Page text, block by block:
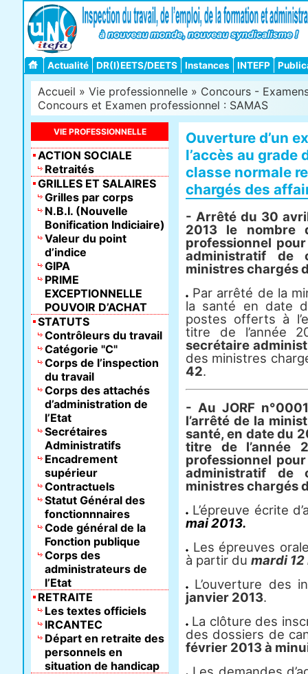
Actualité DR(I)EETS/DEETS Instances INTEFP
Accueil » Vie professionnelle » Concours -
Concours et Examen professionnel : SAMAS
Ouverture d’un
l’accès au
classe normale
chargés des
- Arrêté du 30
2013 le nombre
professionnel
administratif de
ministres chargés
Par arrêté de la
la santé en date
postes offerts à
titre de l’année
secrétaire
des ministres
42.
- Au JORF
l’arrêté de la
santé, en date du
titre de l’année
professionnel
administratif de
ministres chargés
L’épreuve écrite
mai 2013.
Les épreuves
à partir du mardi
L’ouverture des
janvier 2013.
La clôture des
des dossiers de
février 2013 à
VIE PROFESSIONNELLE
ACTION SOCIALE
Retraités
GRILLES ET SALAIRES
Grilles par corps
N.B.I. (Nouvelle
Bonification Indiciaire)
Valeur du point
d’indice
GIPA
PRIME
EXCEPTIONNELLE
POUVOIR D’ACHAT
STATUTS
Contrôleurs du travail
Catégorie "C"
Corps de l’inspection
du travail
Corps des attachés
d’administration de
l’Etat
Secrétaires
Administratifs
Encadrement
supérieur
Contractuels
Statut Général des
fonctionnnaires
Code général de la
Fonction publique
Corps des
administrateurs de
l’Etat
RETRAITE
Les textes officiels
IRCANTEC
Départ en retraite des
personnels en
situation de handicap